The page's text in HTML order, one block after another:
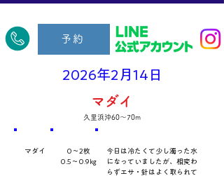
予約
2026年2月14日
マダイ
久里浜沖60～70m
今日は冷たくて少し濁った水
になっていましたが、相変わ
らずエサ・針はよく取られて
0～2枚
0.5～0.9㎏
マダイ